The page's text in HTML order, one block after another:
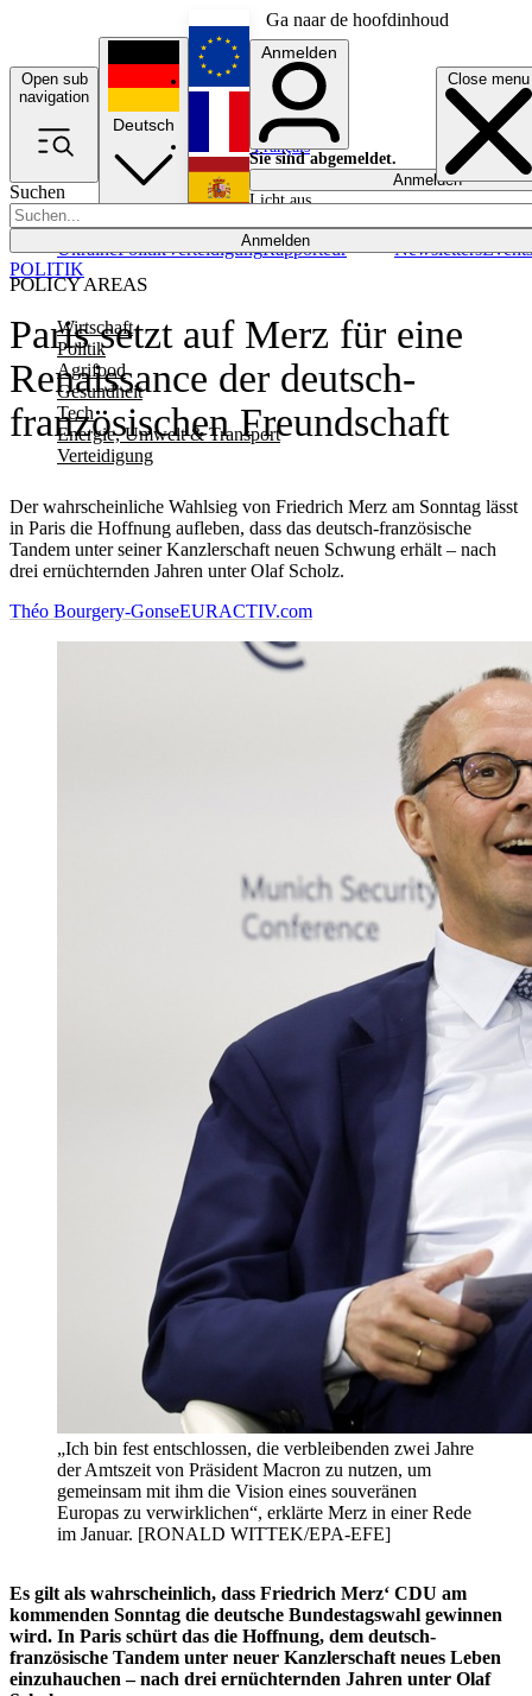
Ga naar de hoofdinhoud
Open sub
navigation
Close menu
Suchen
Anmelden
POLICY AREAS
Wirtschaft
Politik
Agrifood
Gesundheit
Tech
Energie, Umwelt & Transport
Verteidigung
UkrainePolitikVerteidigungRapporteur NewslettersEvents
Deutsch
English
Français
Anmelden
Sie sind abgemeldet.
Anmelden
Licht aus
Paris setzt auf Merz für eine
Renaissance der deutsch-
französischen Freundschaft
Der wahrscheinliche Wahlsieg von Friedrich Merz am Sonntag lässt
in Paris die Hoffnung aufleben, dass das deutsch-französische
Tandem unter seiner Kanzlerschaft neuen Schwung erhält – nach
drei ernüchternden Jahren unter Olaf Scholz.
POLITIK
Théo Bourgery-GonseEURACTIV.com
„Ich bin fest entschlossen, die verbleibenden zwei Jahre
der Amtszeit von Präsident Macron zu nutzen, um
gemeinsam mit ihm die Vision eines souveränen
Europas zu verwirklichen“, erklärte Merz in einer Rede
im Januar. [RONALD WITTEK/EPA-EFE]
Es gilt als wahrscheinlich, dass Friedrich Merz‘ CDU am
kommenden Sonntag die deutsche Bundestagswahl gewinnen
wird. In Paris schürt das die Hoffnung, dem deutsch-
französische Tandem unter neuer Kanzlerschaft neues Leben
einzuhauchen – nach drei ernüchternden Jahren unter Olaf